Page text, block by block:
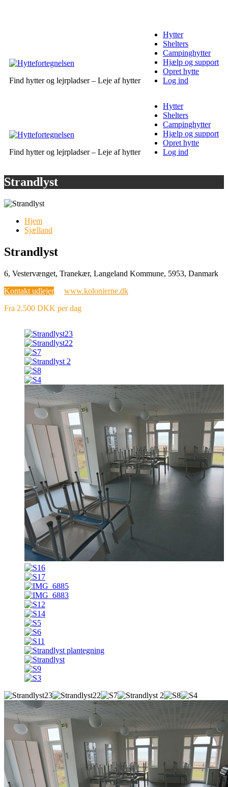
Find hytter og lejrpladser – Leje af hytter
Hytter
Shelters
Campinghytter
Hjælp og support
Opret hytte
Log ind
Find hytter og lejrpladser – Leje af hytter
Hytter
Shelters
Campinghytter
Hjælp og support
Opret hytte
Log ind
Strandlyst
Hjem
Sjælland
Strandlyst
6, Vestervænget, Tranekær, Langeland Kommune, 5953, Danmark
Kontakt udlejer
www.kolonierne.dk
Fra 2.500 DKK per dag